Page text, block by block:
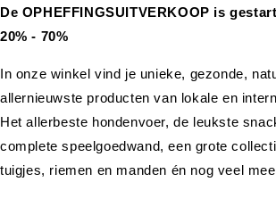
De OPHEFFINGSUITVERKOOP is
20% - 70%
In onze winkel vind je unieke, gezonde,
allernieuwste producten van lokale en
Het allerbeste hondenvoer, de leukste
complete speelgoedwand, een grote
tuigjes, riemen en manden én nog veel